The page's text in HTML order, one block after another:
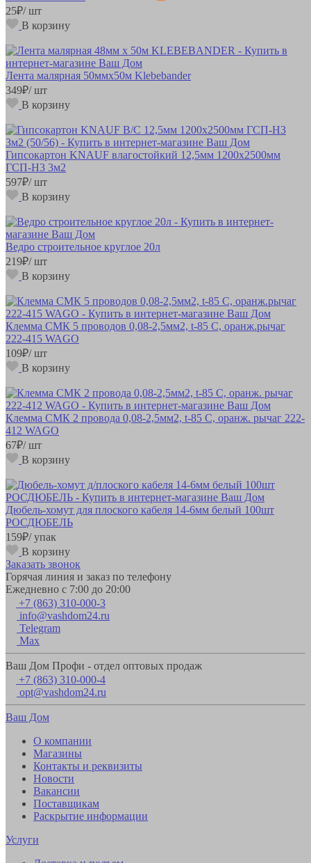
25₽/ шт
В корзину
Лента малярная 50ммх50м Klebebander
349₽/ шт
В корзину
Гипсокартон KNAUF влагостойкий 12,5мм 1200х2500мм
ГСП-Н3 3м2
597₽/ шт
В корзину
Ведро строительное круглое 20л
219₽/ шт
В корзину
Клемма СМК 5 проводов 0,08-2,5мм2, t-85 C, оранж.рычаг
222-415 WAGO
109₽/ шт
В корзину
Клемма СМК 2 провода 0,08-2,5мм2, t-85 C, оранж. рычаг 222-
412 WAGO
67₽/ шт
В корзину
Дюбель-хомут для плоского кабеля 14-6мм белый 100шт
РОСДЮБЕЛЬ
159₽/ упак
В корзину
Заказать звонок
Горячая линия и заказ по телефону
Ежедневно с 7:00 до 20:00
+7 (863) 310-000-3
info@vashdom24.ru
Telegram
Max
Ваш Дом Профи - отдел оптовых продаж
+7 (863) 310-000-4
opt@vashdom24.ru
Ваш Дом
О компании
Магазины
Контакты и реквизиты
Новости
Вакансии
Поставщикам
Раскрытие информации
Услуги